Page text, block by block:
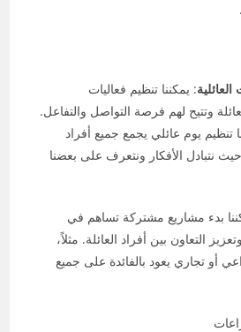
: يمكننا تنظيم فعاليات
وتتيح لهم فرصة التواصل والتفاعل.
تنظيم يوم عائلي يجمع جميع أفراد
نتبادل الأفكار ونتعرف على بعضنا
بدء مشاريع مشتركة تساهم في
التعاون بين أفراد العائلة. مثلاً،
أو تجاري يعود بالفائدة على جميع